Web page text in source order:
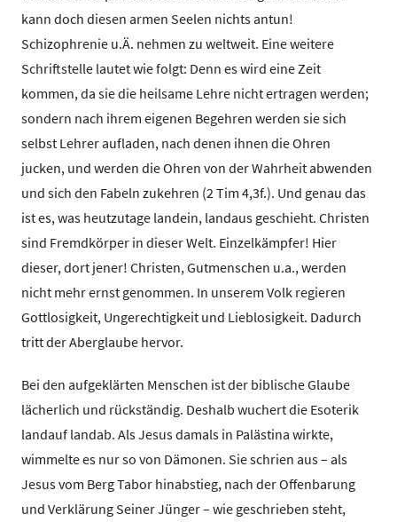
kann doch diesen armen Seelen nichts antun!
Schizophrenie u.Ä. nehmen zu weltweit. Eine weitere
Schriftstelle lautet wie folgt: Denn es wird eine Zeit
kommen, da sie die heilsame Lehre nicht ertragen werden;
sondern nach ihrem eigenen Begehren werden sie sich
selbst Lehrer aufladen, nach denen ihnen die Ohren
jucken, und werden die Ohren von der Wahrheit abwenden
und sich den Fabeln zukehren (2 Tim 4,3f.). Und genau das
ist es, was heutzutage landein, landaus geschieht. Christen
sind Fremdkörper in dieser Welt. Einzelkämpfer! Hier
dieser, dort jener! Christen, Gutmenschen u.a., werden
nicht mehr ernst genommen. In unserem Volk regieren
Gottlosigkeit, Ungerechtigkeit und Lieblosigkeit. Dadurch
tritt der Aberglaube hervor.
Bei den aufgeklärten Menschen ist der biblische Glaube
lächerlich und rückständig. Deshalb wuchert die Esoterik
landauf landab. Als Jesus damals in Palästina wirkte,
wimmelte es nur so von Dämonen. Sie schrien aus – als
Jesus vom Berg Tabor hinabstieg, nach der Offenbarung
und Verklärung Seiner Jünger – wie geschrieben steht,